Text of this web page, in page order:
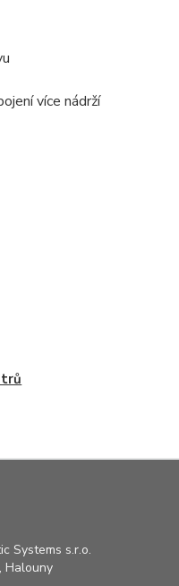
více nádrží
Systems s.r.o.
Halouny